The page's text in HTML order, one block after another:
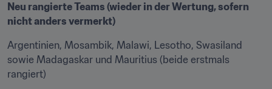
Neu rangierte Teams (wieder in der Wertung, sofern
nicht anders vermerkt)
Argentinien, Mosambik, Malawi, Lesotho, Swasiland
sowie Madagaskar und Mauritius (beide erstmals
rangiert)